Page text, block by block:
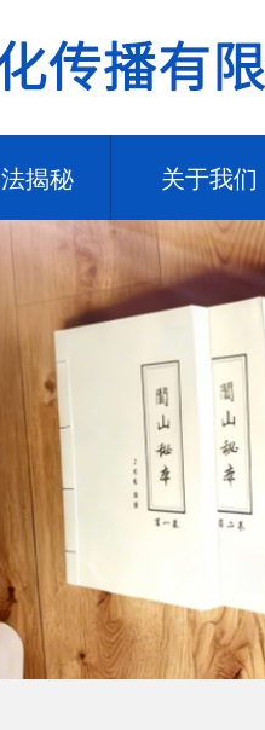
揭秘 关于我们